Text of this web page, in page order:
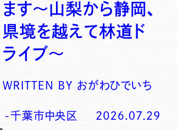
ます〜山梨から静岡、
県境を越えて林道ド
ライブ〜
WRITTEN BY おがわひでいち
-千葉市中央区 2026.07.29